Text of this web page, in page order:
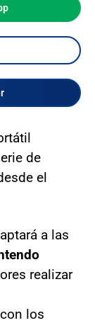
de
el
a las
realizar
con los